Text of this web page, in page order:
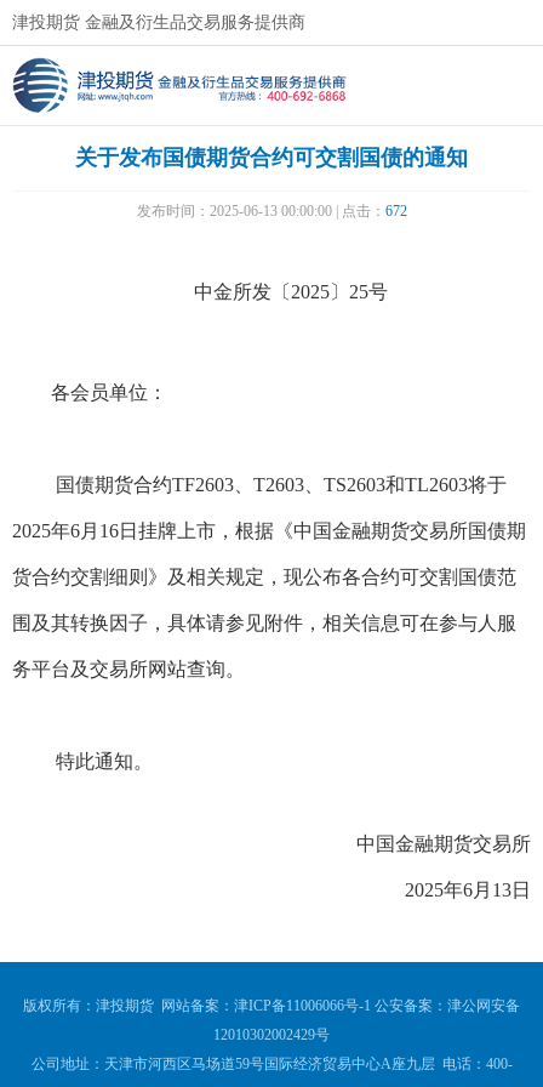
津投期货 金融及衍生品交易服务提供商
关于发布国债期货合约可交割国债的通知
发布时间：2025-06-13 00:00:00 | 点击： 672
中金所发〔2025〕25号
各会员单位：
国债期货合约TF2603、T2603、TS2603和TL2603将于
2025年6月16日挂牌上市，根据《中国金融期货交易所国债期
货合约交割细则》及相关规定，现公布各合约可交割国债范
围及其转换因子，具体请参见附件，相关信息可在参与人服
务平台及交易所网站查询。
特此通知。
中国金融期货交易所
2025年6月13日
版权所有：津投期货 网站备案： 津ICP备11006066号-1 公安备案： 津公网安备
12010302002429号
公司地址：天津市河西区马场道59号国际经济贸易中心A座九层 电话：400-